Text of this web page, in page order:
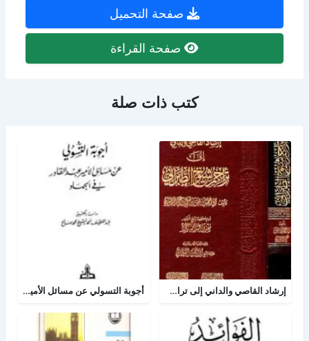
صفحة التحميل
صفحة القراءة
كتب ذات صلة
إرشاد القاصي والداني إلى تراجم شيوخ الطبراني أجوبة التسولي عن مسائل الأمير عبد القادر في الجهاد